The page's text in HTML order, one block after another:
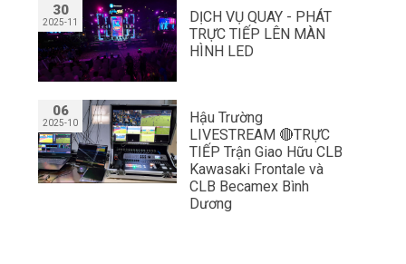
30
2025-11
DỊCH VỤ QUAY - PHÁT
TRỰC TIẾP LÊN MÀN
HÌNH LED
06
2025-10
Hậu Trường
LIVESTREAM 🔴TRỰC
TIẾP Trận Giao Hữu CLB
Kawasaki Frontale và
CLB Becamex Bình
Dương